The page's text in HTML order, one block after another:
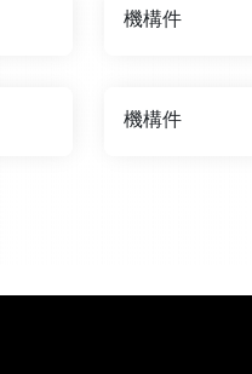
機構件
機構件